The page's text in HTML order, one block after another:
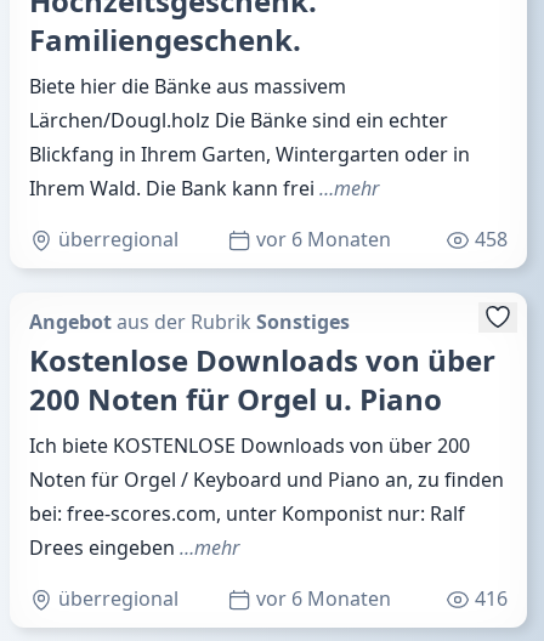
Familiengeschenk.
Biete hier die Bänke aus massivem
Lärchen/Dougl.holz Die Bänke sind ein echter
Blickfang in Ihrem Garten, Wintergarten oder in
Ihrem Wald. Die Bank kann frei …mehr
überregional
vor 6 Monaten 458
Angebotaus der Rubrik Sonstiges
Kostenlose Downloads von über
200 Noten für Orgel u. Piano
Ich biete KOSTENLOSE Downloads von über 200
Noten für Orgel / Keyboard und Piano an, zu finden
bei: free-scores.com, unter Komponist nur: Ralf
Drees eingeben …mehr
überregional
vor 6 Monaten 416